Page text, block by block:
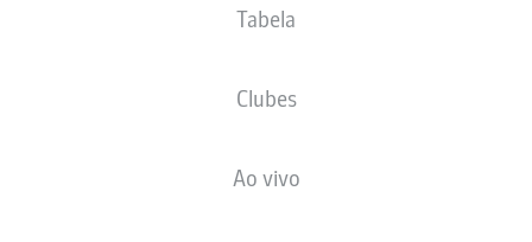
Tabela
Clubes
Ao vivo
ESCALAÇÕES
80'